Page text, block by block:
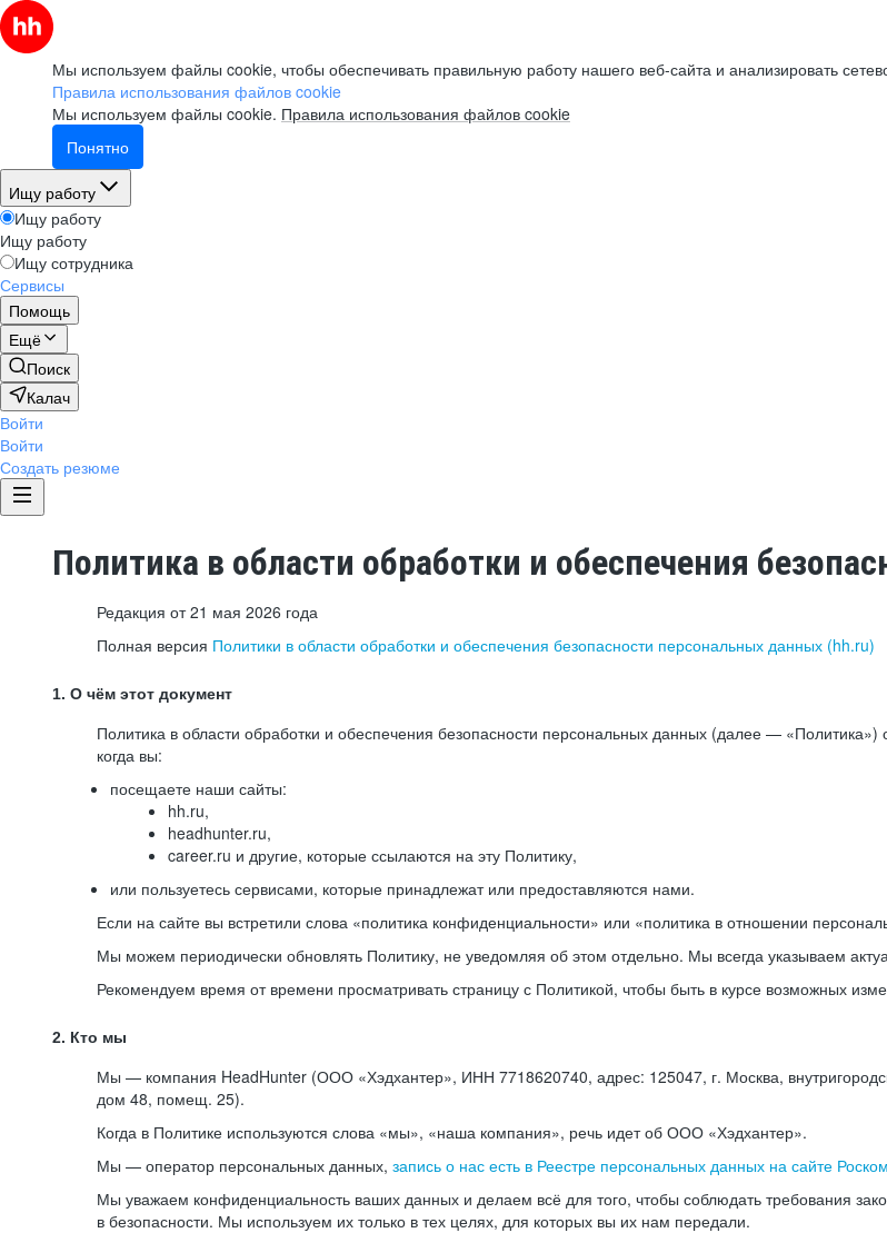
Мы используем файлы cookie, чтобы обеспечивать правильную работу нашего веб-сайта и анализировать
Правила использования файлов cookie
Мы используем файлы cookie. Правила использования файлов cookie
Понятно
Ищу работу
Ищу работу
Ищу работу
Ищу сотрудника
Сервисы
Помощь
Ещё
Поиск
Калач
Войти
Войти
Создать резюме
Политика в области обработки и обеспечения
Редакция от 21 мая 2026 года
Полная версия Политики в области обработки и обеспечения безопасности персональных данных (hh.ru)
1. О чём этот документ
Политика в области обработки и обеспечения безопасности персональных данных (далее —
когда вы:
посещаете наши сайты:
hh.ru,
headhunter.ru,
career.ru и другие, которые ссылаются на эту Политику,
или пользуетесь сервисами, которые принадлежат или предоставляются нами.
Если на сайте вы встретили слова «политика конфиденциальности» или «политика в отношении
Мы можем периодически обновлять Политику, не уведомляя об этом отдельно. Мы всегда указываем
Рекомендуем время от времени просматривать страницу с Политикой, чтобы быть в курсе возможных
2. Кто мы
Мы — компания HeadHunter (ООО «Хэдхантер», ИНН 7718620740, адрес: 125047, г. Москва,
дом 48, помещ. 25).
Когда в Политике используются слова «мы», «наша компания», речь идет об ООО «Хэдхантер».
Мы — оператор персональных данных, запись о нас есть в Реестре персональных данных на сайте
Мы уважаем конфиденциальность ваших данных и делаем всё для того, чтобы соблюдать требования
в безопасности. Мы используем их только в тех целях, для которых вы их нам передали.